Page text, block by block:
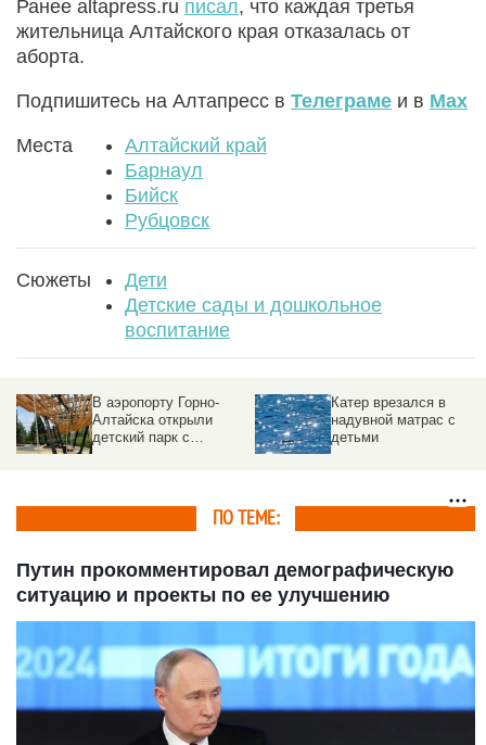
Ранее altapress.ru писал, что каждая третья
жительница Алтайского края отказалась от
аборта.
Подпишитесь на Алтапресс в Телеграме и в Max
Места
Алтайский край
Барнаул
Бийск
Рубцовск
Сюжеты
Дети
Детские сады и дошкольное
воспитание
В аэропорту Горно-
Алтайска открыли
детский парк с
Катер врезался в
надувной матрас с
детьми
ПО ТЕМЕ:
Путин прокомментировал демографическую
ситуацию и проекты по ее улучшению